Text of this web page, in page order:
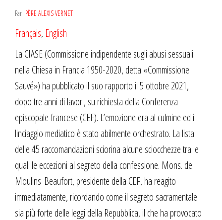
Par PÈRE ALEXIS VERNET
Français, English
La CIASE (Commissione indipendente sugli abusi sessuali
nella Chiesa in Francia 1950-2020, detta «Commissione
Sauvé») ha pubblicato il suo rapporto il 5 ottobre 2021,
dopo tre anni di lavori, su richiesta della Conferenza
episcopale francese (CEF). L’emozione era al culmine ed il
linciaggio mediatico è stato abilmente orchestrato. La lista
delle 45 raccomandazioni sciorina alcune sciocchezze tra le
quali le eccezioni al segreto della confessione. Mons. de
Moulins-Beaufort, presidente della CEF, ha reagito
immediatamente, ricordando come il segreto sacramentale
sia più forte delle leggi della Repubblica, il che ha provocato